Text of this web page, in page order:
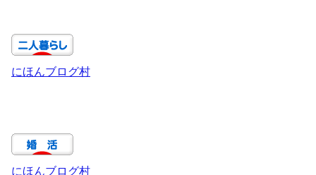
にほんブログ村
にほんブログ村